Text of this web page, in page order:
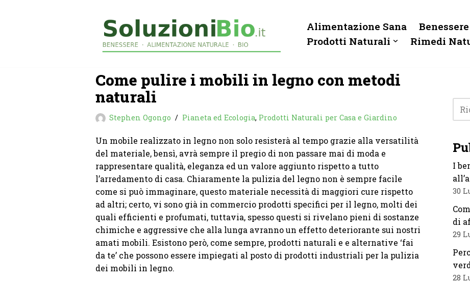
Alimentazione Sana
Prodotti Naturali
Rimedi
Come pulire i mobili in legno con metodi
naturali
Stephen Ogongo Pianeta ed Ecologia, Prodotti Naturali per Casa e Giardino
Un mobile realizzato in legno non solo resisterà al tempo grazie alla versatilità
del materiale, bensì, avrà sempre il pregio di non passare mai di moda e
rappresentare qualità, eleganza ed un valore aggiunto rispetto a tutto
l’arredamento di casa. Chiaramente la pulizia del legno non è sempre facile
come si può immaginare, questo materiale necessità di maggiori cure rispetto
ad altri; certo, vi sono già in commercio prodotti specifici per il legno, molti dei
quali efficienti e profumati, tuttavia, spesso questi si rivelano pieni di sostanze
chimiche e aggressive che alla lunga avranno un effetto deteriorante sui nostri
amati mobili. Esistono però, come sempre, prodotti naturali e e alternative ‘fai
da te’ che possono essere impiegati al posto di prodotti industriali per la pulizia
dei mobili in legno.
I
30
di
29
28